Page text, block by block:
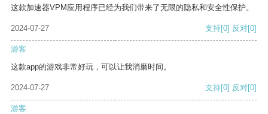
这款加速器VPM应用程序已经为我们带来了无限的隐私和安全性保护。
2024-07-27 支持[0] 反对[0]
游客
这款app的游戏非常好玩，可以让我消磨时间。
2024-07-27 支持[0] 反对[0]
游客